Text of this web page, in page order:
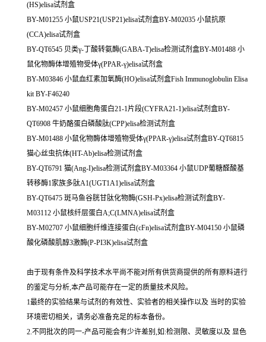
(HS)elisa试剂盒
BY-M01255 小鼠USP21(USP21)elisa试剂盒BY-M02035 小鼠抗原
(CCA)elisa试剂盒
BY-QT6545 贝类γ-丁酸转氨酶(GABA-T)elisa检测试剂盒BY-M01488 小
鼠化物酶体增殖物受体γ(PPAR-γ)elisa试剂盒
BY-M03846 小鼠血红素加氧酶(HO)elisa试剂盒Fish Immunoglobulin Elisa
kit BY-F46240
BY-M02457 小鼠细胞角蛋白21-1片段(CYFRA21-1)elisa试剂盒BY-
QT6908 牛奶酪蛋白磷酸肽(CPP)elisa检测试剂盒
BY-M01488 小鼠化物酶体增殖物受体γ(PPAR-γ)elisa试剂盒BY-QT6815
猫心丝虫抗体(HT-Ab)elisa检测试剂盒
BY-QT6791 猫(Ang-I)elisa检测试剂盒BY-M03364 小鼠UDP葡糖醛酸基
转移酶1家族多肽A1(UGT1A1)elisa试剂盒
BY-QT6475 斑马鱼谷胱甘肽化物酶(GSH-Px)elisa检测试剂盒BY-
M03112 小鼠核纤层蛋白A;C(LMNA)elisa试剂盒
BY-M02707 小鼠细胞纤维连接蛋白(cFn)elisa试剂盒BY-M04150 小鼠磷
酸化磷酸肌醇3激酶(P-PI3K)elisa试剂盒
由于现有条件及科学技术水平尚不能对所有供货商提供的所有原料进行
的鉴定与分析,本产品可能存在一定的质量技术风险。
1最终的实验结果与试剂的有效性、实验者的相关操作以及 当时的实验
环境密切相关，请务必准备充足的标本备份。
2.不同批次的同一-产品可能会有少许差别,如:检测限、灵敏度以及 显色